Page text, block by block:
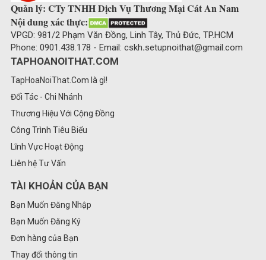
Quản lý: CTy TNHH Dịch Vụ Thương Mại Cát An Nam
Nội dung xác thực:
VPGD: 981/2 Phạm Văn Đồng, Linh Tây, Thủ Đức, TP.HCM
Phone: 0901.438.178 - Email: cskh.setupnoithat@gmail.com
TAPHOANOITHAT.COM
TapHoaNoiThat.Com là gì!
Đối Tác - Chi Nhánh
Thương Hiệu Với Cộng Đồng
Công Trình Tiêu Biểu
Lĩnh Vực Hoạt Động
Liên hệ Tư Vấn
TÀI KHOẢN CỦA BẠN
Bạn Muốn Đăng Nhập
Bạn Muốn Đăng Ký
Đơn hàng của Bạn
Thay đổi thông tin